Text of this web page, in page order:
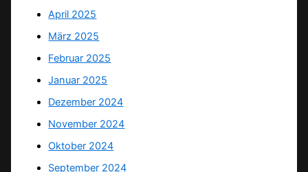
April 2025
März 2025
Februar 2025
Januar 2025
Dezember 2024
November 2024
Oktober 2024
September 2024